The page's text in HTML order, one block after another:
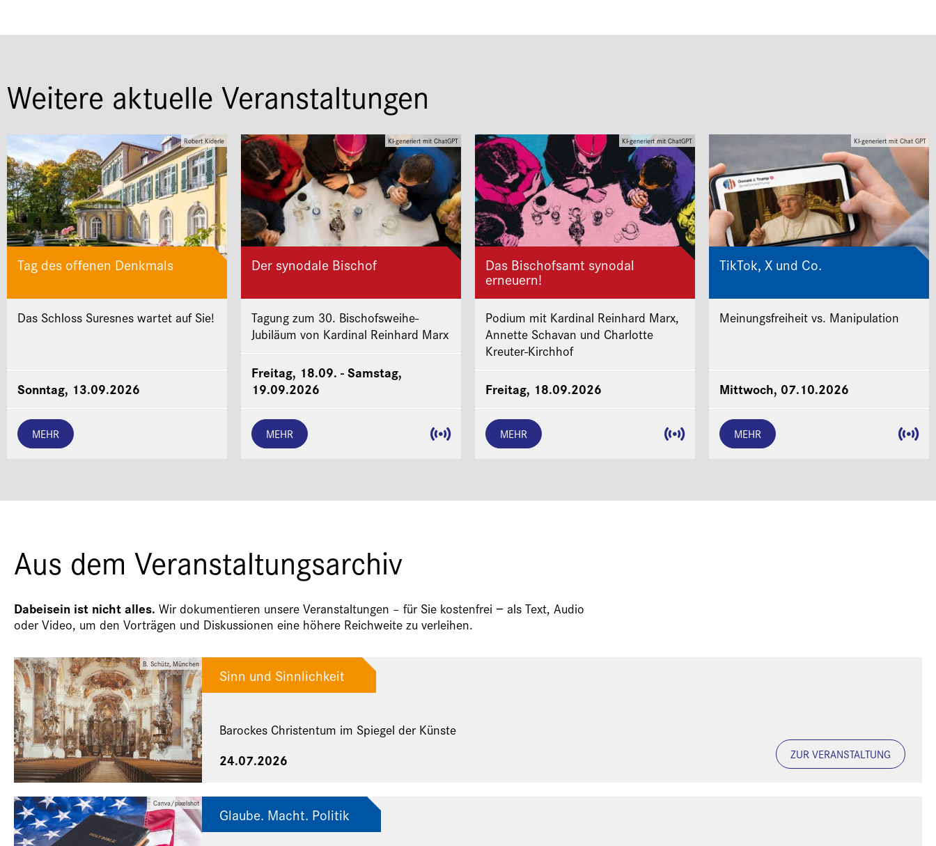
Weitere aktuelle Veranstaltungen
Robert Kiderle
Tag des offenen Denkmals
Das Schloss Suresnes wartet auf Sie!
Sonntag, 13.09.2026
MEHR
KI-generiert mit ChatGPT
Der synodale Bischof
Tagung zum 30. Bischofsweihe-
Jubiläum von Kardinal Reinhard Marx
Freitag, 18.09. - Samstag,
19.09.2026
MEHR
KI-generiert mit ChatGPT
Das Bischofsamt synodal
erneuern!
Podium mit Kardinal Reinhard Marx,
Annette Schavan und Charlotte
Kreuter-Kirchhof
Freitag, 18.09.2026
MEHR
KI-generiert mit Chat GPT
TikTok, X und Co.
Meinungsfreiheit vs. Manipulation
Mittwoch, 07.10.2026
MEHR
Aus dem Veranstaltungsarchiv
Dabeisein ist nicht alles. Wir dokumentieren unsere Veranstaltungen – für Sie kostenfrei − als Text, Audio
oder Video, um den Vorträgen und Diskussionen eine höhere Reichweite zu verleihen.
B. Schütz, München
Sinn und Sinnlichkeit
Barockes Christentum im Spiegel der Künste
24.07.2026 ZUR VERANSTALTUNG
Canva/pixelshot
Glaube. Macht. Politik